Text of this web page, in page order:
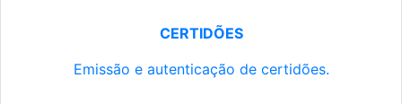
CERTIDÕES
Emissão e autenticação de certidões.